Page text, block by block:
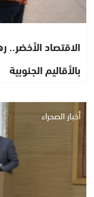
الاقتصاد الأخضر..
بالأقاليم الجنوبية
أخبار الصحراء